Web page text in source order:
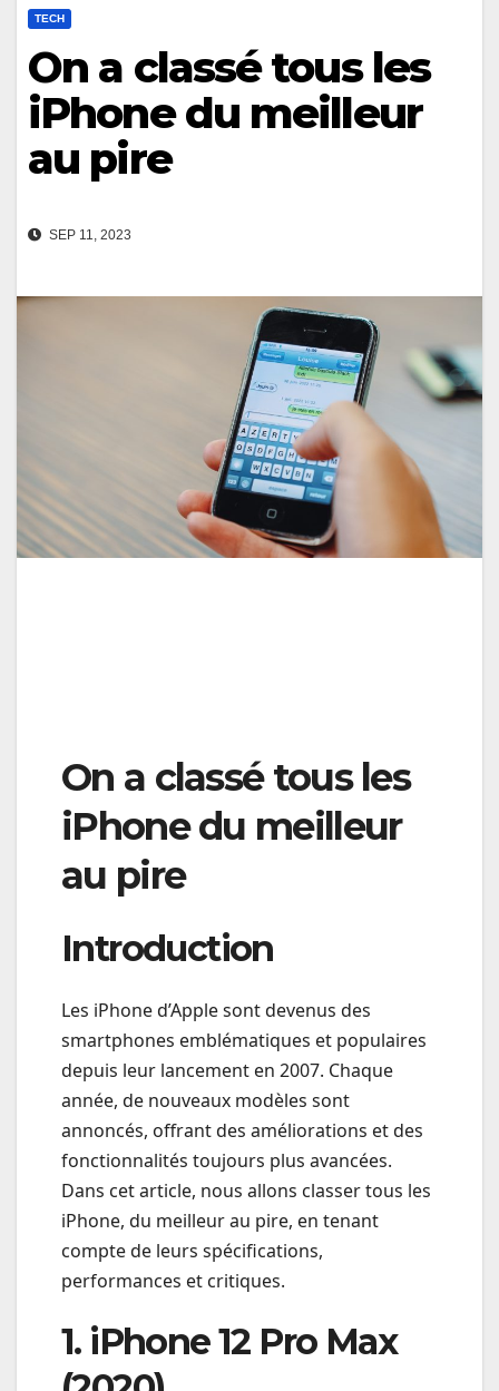
TECH
On a classé tous les
iPhone du meilleur
au pire
SEP 11, 2023
On a classé tous les
iPhone du meilleur
au pire
Introduction
Les iPhone d’Apple sont devenus des
smartphones emblématiques et populaires
depuis leur lancement en 2007. Chaque
année, de nouveaux modèles sont
annoncés, offrant des améliorations et des
fonctionnalités toujours plus avancées.
Dans cet article, nous allons classer tous les
iPhone, du meilleur au pire, en tenant
compte de leurs spécifications,
performances et critiques.
1. iPhone 12 Pro Max